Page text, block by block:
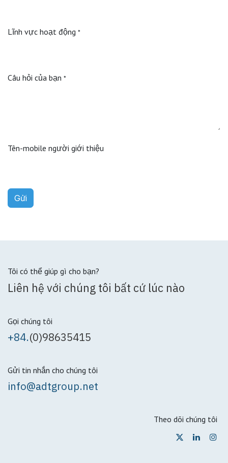
Lĩnh vực hoạt động *
Câu hỏi của bạn *
Tên-mobile người giới thiệu
Gửi
Tôi có thể giúp gì cho bạn?
Liên hệ với chúng tôi bất cứ lúc nào
Gọi chúng tôi
+84.(0)98635415
Gửi tin nhắn cho chúng tôi
info@adtgroup.net
Theo dõi chúng tôi